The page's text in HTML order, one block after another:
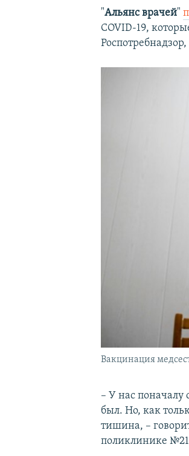
"Альянс врачей"
COVID-19,
Вакцинация
– У нас поначалу
был. Но, как
тишина, –
поликлинике